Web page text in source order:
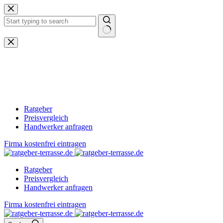
Zum
Inhalt
springen
Keine
Ergebnisse
Ratgeber
Preisvergleich
Handwerker anfragen
Firma kostenfrei eintragen
Ratgeber
Preisvergleich
Handwerker anfragen
Firma kostenfrei eintragen